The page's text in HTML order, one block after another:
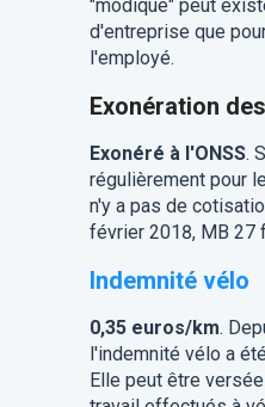
"modique" peut
d'entreprise que
l'employé.
Exonération
Exonéré à l'ONSS.
régulièrement pour
n'y a pas de
février 2018, MB 27
Indemnité vélo
0,35 euros/km.
l'indemnité vélo a
Elle peut être